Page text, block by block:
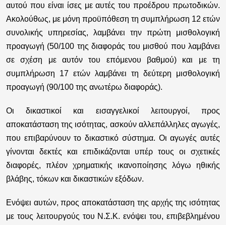
αυτού που είναι ίσες με αυτές του προέδρου πρωτοδικών.
Ακολούθως, με μόνη προϋπόθεση τη συμπλήρωση 12 ετών
συνολικής υπηρεσίας, λαμβάνει την πρώτη μισθολογική
προαγωγή (50/100 της διαφοράς του μισθού που λαμβάνει
σε σχέση με αυτόν του επόμενου βαθμού) και με τη
συμπλήρωση 17 ετών λαμβάνει τη δεύτερη μισθολογική
προαγωγή (90/100 της ανωτέρω διαφοράς).
Οι δικαστικοί και εισαγγελικοί λειτουργοί, προς
αποκατάσταση της ισότητας, ασκούν αλλεπάλληλες αγωγές,
που επιβαρύνουν το δικαστικό σύστημα. Οι αγωγές αυτές
γίνονται δεκτές και επιδικάζονται υπέρ τους οι σχετικές
διαφορές, πλέον χρηματικής ικανοποίησης λόγω ηθικής
βλάβης, τόκων και δικαστικών εξόδων.
Ενόψει αυτών, προς αποκατάσταση της αρχής της ισότητας
με τους λειτουργούς του Ν.Σ.Κ. ενόψει του, επιβεβλημένου